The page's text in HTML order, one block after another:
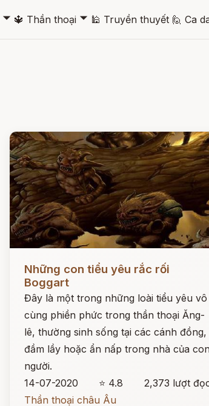
🞃 🔱 Thần thoại 🞃 🕌 Truyền thuyết 🙋 Ca
Những con tiểu yêu rắc rối
Boggart
Đây là một trong những loài tiểu yêu vô
cùng phiền phức trong thần thoại Ăng-
lê, thường sinh sống tại các cánh đồng,
đầm lầy hoặc ẩn nấp trong nhà của
người.
14-07-2020
⭐ 4.8
2,373 lượt
Thần thoại châu Âu